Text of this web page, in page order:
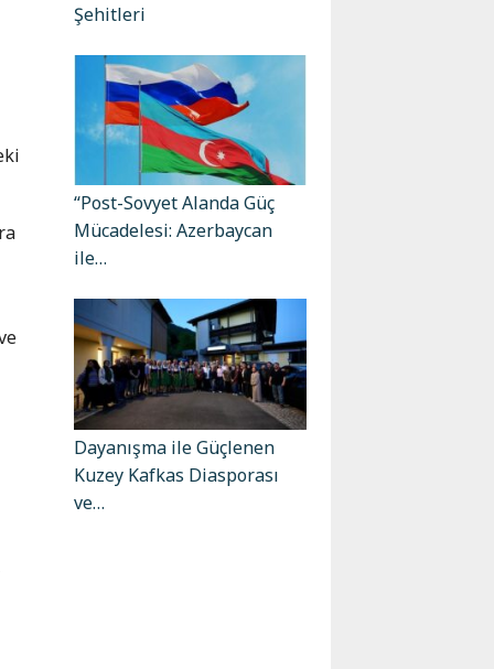
Şehitleri
“Post-Sovyet Alanda Güç
Mücadelesi: Azerbaycan
ile…
Dayanışma ile Güçlenen
Kuzey Kafkas Diasporası
ve…